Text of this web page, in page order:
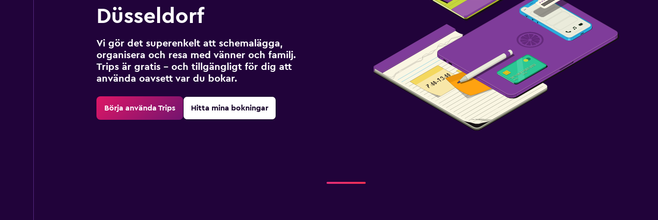
Düsseldorf
Vi gör det superenkelt att schemalägga,
organisera och resa med vänner och familj.
Trips är gratis – och tillgängligt för dig att
använda oavsett var du bokar.
Börja använda Trips Hitta mina bokningar